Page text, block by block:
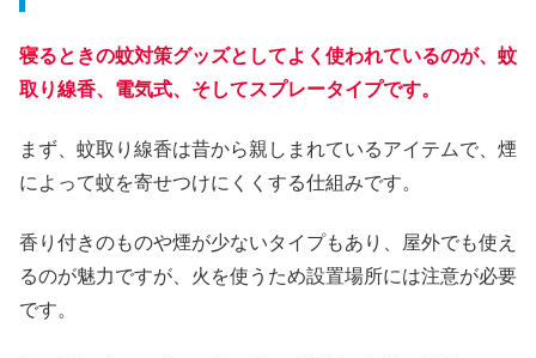
寝るときの蚊対策グッズとしてよく使われているのが、蚊
取り線香、電気式、そしてスプレータイプです。
まず、蚊取り線香は昔から親しまれているアイテムで、煙
によって蚊を寄せつけにくくする仕組みです。
香り付きのものや煙が少ないタイプもあり、屋外でも使え
るのが魅力ですが、火を使うため設置場所には注意が必要
です。